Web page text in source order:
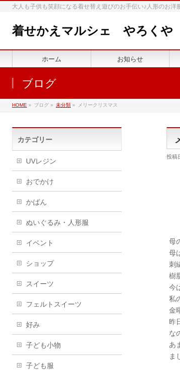
大人も子供も笑顔になる着せ替え遊びのお手伝い♪人形のお
着せかえマルシェ やろくや
ホーム お知らせ
ブログ
HOME » ブログ » 未分類 » メリークリスマス
投稿
母
母
刺
樹
今
私
金
昨
な
あ
ま
カテゴリー
UVレジン
おでかけ
かばん
ぬいぐるみ・人形服
イベント
ショップ
スイーツ
フェルトスイーツ
好み
子ども小物
子ども服